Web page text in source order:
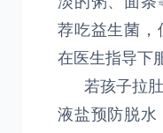
荐吃益生菌，
在医生指导下
若孩子拉肚
液盐预防脱水